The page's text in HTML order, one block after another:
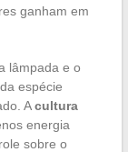
ganham em
lâmpada e o
espécie
Acultura
energia
sobre o